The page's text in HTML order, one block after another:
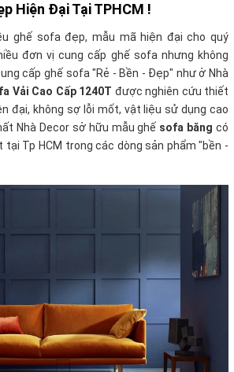
Hiện Đại Tại TPHCM !
ghế sofa đẹp, mẫu mã hiện đại cho quý
đơn vị cung cấp ghế sofa nhưng không
cấp ghế sofa "Rẻ - Bền - Đẹp" như ở Nhà
Vải Cao Cấp 1240T được nghiên cứu thiết
đại, không sợ lỗi mốt, vật liệu sử dụng cao
Nhà Decor sở hữu mẫu ghế sofa băng có
Tp HCM trong các dòng sản phẩm "bền -